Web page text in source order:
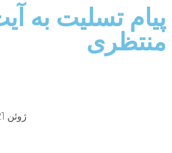
پيام تسليت به
منتظرى
ژوئن 21, 2009